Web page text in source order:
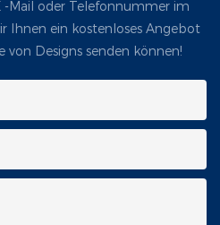
-Mail oder Telefonnummer im
Ihnen ein kostenloses Angebot
von Designs senden können!